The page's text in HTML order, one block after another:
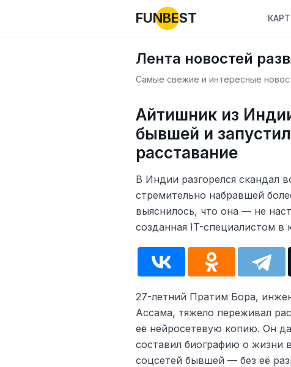
FUNBEST
Лента новостей
Самые свежие и интересные
Айтишник из
бывшей и
расставание
В Индии разгорелся скандал
стремительно набравшей
выяснилось, что она — не
созданная IT-специалистом
27-летний Пратим Бора,
Ассама, тяжело переживал
её нейросетевую копию. Он
составил биографию о жизни
соцсетей бывшей — без её